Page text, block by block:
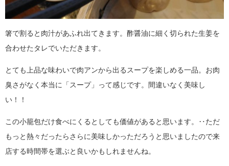
箸で割ると肉汁があふれ出てきます。酢醤油に細く切られた生姜を
合わせたタレでいただきます。
とても上品な味わいで肉アンから出るスープを楽しめる一品。お肉
臭さがなく本当に「スープ」って感じです。間違いなく美味し
い！！
この小籠包だけ食べにくるとしても価値があると思います。‥ただ
もっと熱々だったらさらに美味しかっただろうと思いましたので来
店する時間帯を選ぶと良いかもしれませんね。